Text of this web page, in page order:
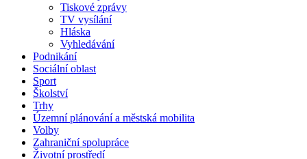
Tiskové zprávy
TV vysílání
Hláska
Vyhledávání
Podnikání
Sociální oblast
Sport
Školství
Trhy
Územní plánování a městská mobilita
Volby
Zahraniční spolupráce
Životní prostředí